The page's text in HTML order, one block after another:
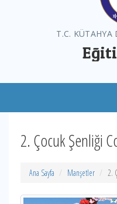
T.C. KÜTAHYA
2. Çocuk Şenliği
Ana Sayfa Manşetler 2.